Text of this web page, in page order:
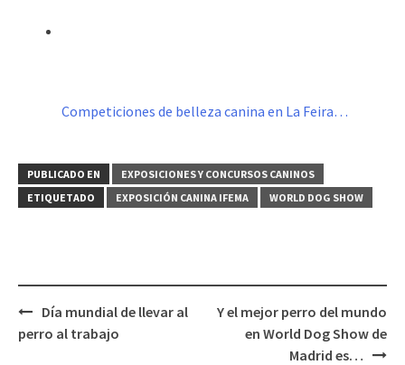
Competiciones de belleza canina en La Feira…
PUBLICADO EN
EXPOSICIONES Y CONCURSOS CANINOS
ETIQUETADO
EXPOSICIÓN CANINA IFEMA WORLD DOG SHOW
Navegación
de
Día mundial de llevar al
perro al trabajo
Y el mejor perro del mundo
en World Dog Show de
Madrid es…